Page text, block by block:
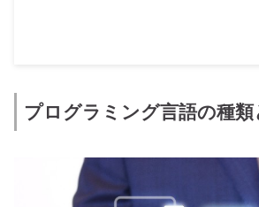
プログラミング言語の種類